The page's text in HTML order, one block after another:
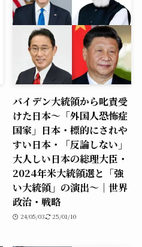
バイデン大統領から叱責受
けた日本〜「外国人恐怖症
国家」日本・標的にされや
すい日本・「反論しない」
大人しい日本の総理大臣・
2024年米大統領選と「強
い大統領」の演出〜｜世界
政治・戦略
24/05/03 25/01/10